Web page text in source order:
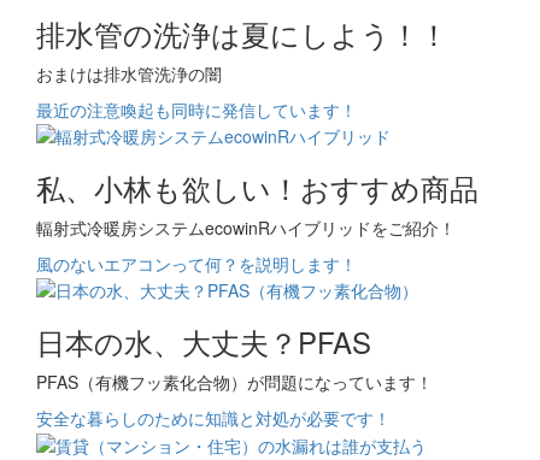
排水管の洗浄は夏にしよう！！
おまけは排水管洗浄の闇
最近の注意喚起も同時に発信しています！
私、小林も欲しい！おすすめ商品
輻射式冷暖房システムecowinRハイブリッドをご紹介！
風のないエアコンって何？を説明します！
日本の水、大丈夫？PFAS
PFAS（有機フッ素化合物）が問題になっています！
安全な暮らしのために知識と対処が必要です！